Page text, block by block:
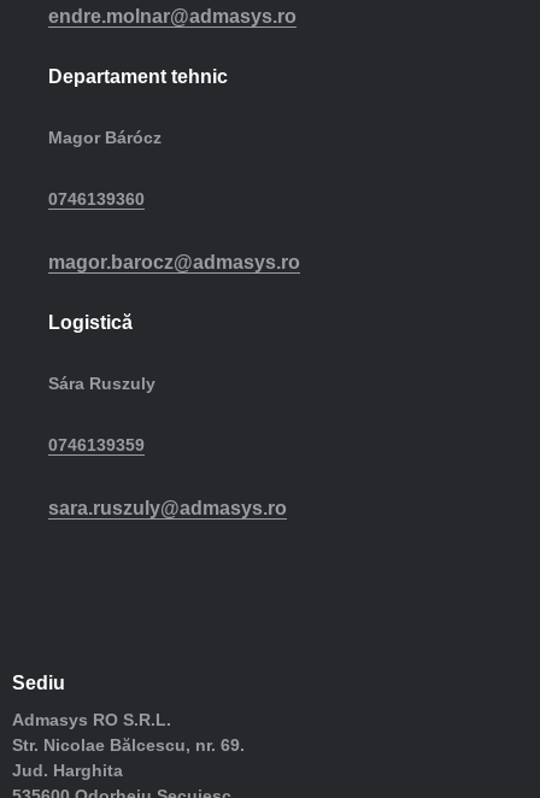
endre.molnar@admasys.ro
Departament tehnic
Magor Bárócz
0746139360
magor.barocz@admasys.ro
Logistică
Sára Ruszuly
0746139359
sara.ruszuly@admasys.ro
Sediu
Admasys RO S.R.L.
Str. Nicolae Bălcescu, nr. 69.
Jud. Harghita